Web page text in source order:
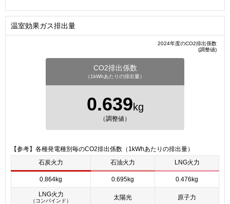
温室効果ガス排出量
2024年度のCO2排出係数
(調整値)
CO2排出係数
（1kWhあたりの排出量）
0.639kg
（調整値）
【参考】各種発電種別毎のCO2排出係数（1kWhあたりの排出量）
石炭火力
石油火力 LNG火力
0.864kg 0.695kg 0.476kg
LNG火力
（コンバインド） 太陽光 原子力